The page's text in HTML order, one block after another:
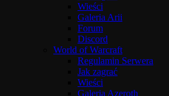
Wieści
Galeria Arii
Forum
Discord
World of Warcraft
Regulamin Serwera
Jak zagrać
Wieści
Galeria Azeroth